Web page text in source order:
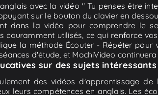
avec la vidéo " Tu penses être
sur le bouton du clavier en
dans la vidéo pour comprendre le
couramment utilisés, ce qui renforce
la méthode Écouter - Répéter
d'étude, et MochiVideo
sur des sujets
des vidéos d'apprentissage
leurs compétences en anglais. Les